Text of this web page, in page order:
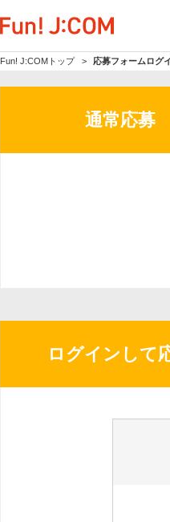
Fun! J:COMトップ 応募フォームログ
通常応募
ログインして